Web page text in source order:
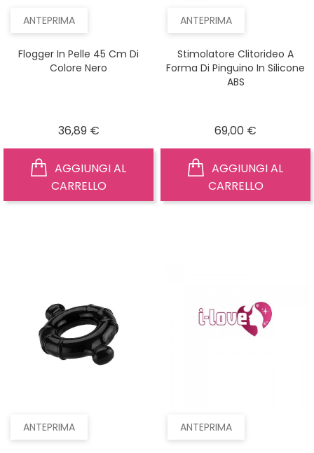
ANTEPRIMA
Flogger In Pelle 45 Cm Di
Colore Nero
36,89 €Prezzo
CARRELLO
ANTEPRIMA
Stimolatore Clitorideo A
Forma Di Pinguino In Silicone
ABS
69,00 €
CARRELLO
ANTEPRIMA ANTEPRIMA